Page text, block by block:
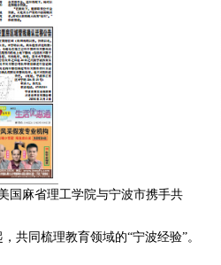
国麻省理工学院与宁波市携手共
同梳理教育领域的“宁波经验”。